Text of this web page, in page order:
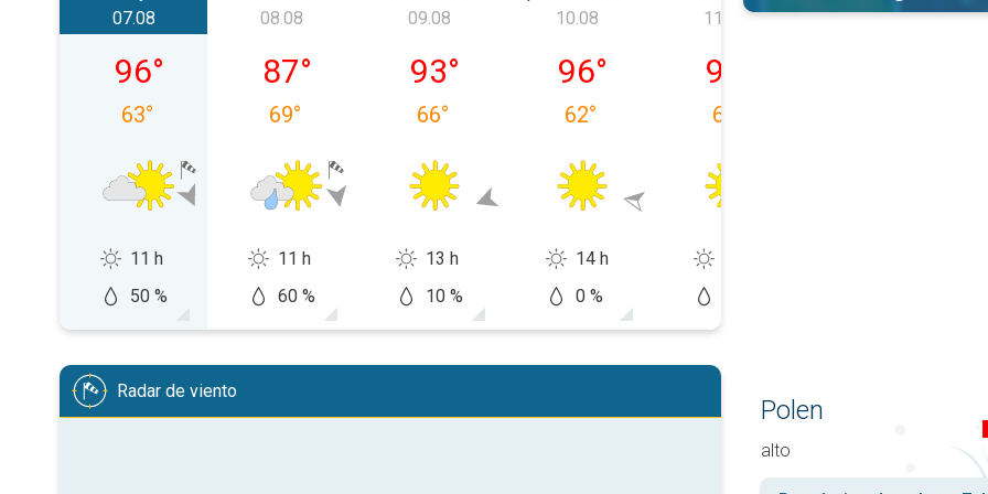
piątek, 07.08
07.08
96°
63°
11 h
50 %
sobota, 08.08
08.08
87°
69°
11 h
60 %
niedziela, 09.08
09.08
93°
66°
13 h
10 %
poniedziałek, 10.08
10.08
96°
62°
14 h
0 %
11.08
97
64
12.08
Radar de viento
Polen
alto